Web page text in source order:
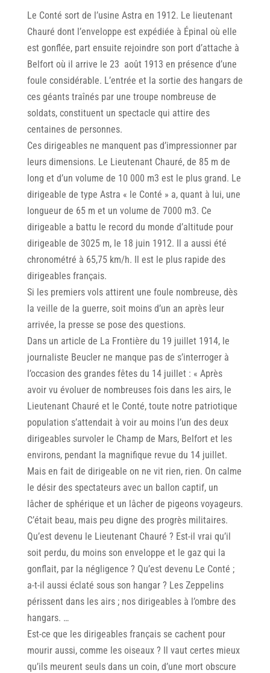
Le Conté sort de l’usine Astra en 1912. Le lieutenant
Chauré dont l’enveloppe est expédiée à Épinal où elle
est gonflée, part ensuite rejoindre son port d’attache à
Belfort où il arrive le 23 août 1913 en présence d’une
foule considérable. L’entrée et la sortie des hangars de
ces géants traînés par une troupe nombreuse de
soldats, constituent un spectacle qui attire des
centaines de personnes.
Ces dirigeables ne manquent pas d’impressionner par
leurs dimensions. Le Lieutenant Chauré, de 85 m de
long et d’un volume de 10 000 m3 est le plus grand. Le
dirigeable de type Astra « le Conté » a, quant à lui, une
longueur de 65 m et un volume de 7000 m3. Ce
dirigeable a battu le record du monde d’altitude pour
dirigeable de 3025 m, le 18 juin 1912. Il a aussi été
chronométré à 65,75 km/h. Il est le plus rapide des
dirigeables français.
Si les premiers vols attirent une foule nombreuse, dès
la veille de la guerre, soit moins d’un an après leur
arrivée, la presse se pose des questions.
Dans un article de La Frontière du 19 juillet 1914, le
journaliste Beucler ne manque pas de s’interroger à
l’occasion des grandes fêtes du 14 juillet : « Après
avoir vu évoluer de nombreuses fois dans les airs, le
Lieutenant Chauré et le Conté, toute notre patriotique
population s’attendait à voir au moins l’un des deux
dirigeables survoler le Champ de Mars, Belfort et les
environs, pendant la magnifique revue du 14 juillet.
Mais en fait de dirigeable on ne vit rien, rien. On calme
le désir des spectateurs avec un ballon captif, un
lâcher de sphérique et un lâcher de pigeons voyageurs.
C’était beau, mais peu digne des progrès militaires.
Qu’est devenu le Lieutenant Chauré ? Est-il vrai qu’il
soit perdu, du moins son enveloppe et le gaz qui la
gonflait, par la négligence ? Qu’est devenu Le Conté ;
a-t-il aussi éclaté sous son hangar ? Les Zeppelins
périssent dans les airs ; nos dirigeables à l’ombre des
hangars. …
Est-ce que les dirigeables français se cachent pour
mourir aussi, comme les oiseaux ? Il vaut certes mieux
qu’ils meurent seuls dans un coin, d’une mort obscure